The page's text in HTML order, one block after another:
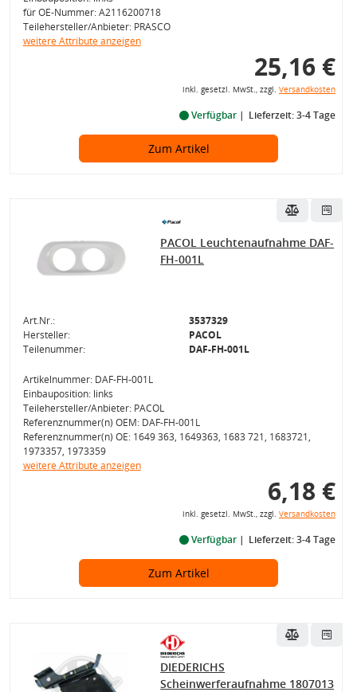
für OE-Nummer: A2116200718
Teilehersteller/Anbieter: PRASCO
weitere Attribute anzeigen
25,16 €
inkl. gesetzl. MwSt., zzgl. Versandkosten
Verfügbar Lieferzeit: 3-4 Tage
Zum Artikel
PACOL Leuchtenaufnahme DAF-
FH-001L
Art.Nr.:
3537329
Hersteller:
PACOL
Teilenummer:
DAF-FH-001L
Artikelnummer: DAF-FH-001L
Einbauposition: links
Teilehersteller/Anbieter: PACOL
Referenznummer(n) OEM: DAF-FH-001L
Referenznummer(n) OE: 1649 363, 1649363, 1683 721, 1683721,
1973357, 1973359
weitere Attribute anzeigen
6,18 €
inkl. gesetzl. MwSt., zzgl. Versandkosten
Verfügbar Lieferzeit: 3-4 Tage
Zum Artikel
DIEDERICHS
Scheinwerferaufnahme 1807013